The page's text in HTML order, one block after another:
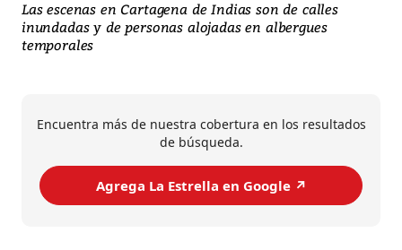
Las escenas en Cartagena de Indias son de calles
inundadas y de personas alojadas en albergues
temporales
Encuentra más de nuestra cobertura en los resultados
de búsqueda.
Agrega La Estrella en Google ↗️